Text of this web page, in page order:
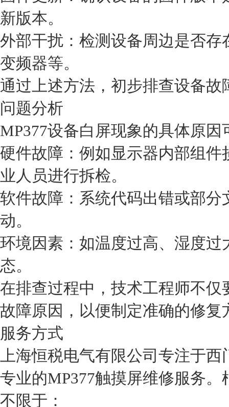
新版本。
外部干扰：检测设备周边是否
变频器等。
通过上述方法，初步排查设备
问题分析
MP377设备白屏现象的具体原
硬件故障：例如显示器内部组
业人员进行拆检。
软件故障：系统代码出错或部
动。
环境因素：如温度过高、湿度
态。
在排查过程中，技术工程师不
故障原因，以便制定准确的修复
服务方式
上海恒税电气有限公司专注于
专业的MP377触摸屏维修服务
不限于：